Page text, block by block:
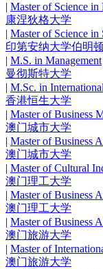
| Master of Science in
康涅狄格大学
| Master of Science
印第安纳大学伯明
| M.S. in Management
曼彻斯特大学
| M.Sc. in
香港恒生大学
| Master of Business
澳门城市大学
| Master of Business
澳门城市大学
| Master of Cultural
澳门理工大学
| Master of Business
澳门理工大学
| Master of Business
澳门旅游大学
| Master of
澳门旅游大学